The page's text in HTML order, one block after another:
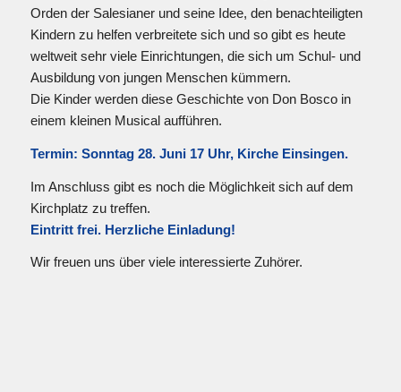
Orden der Salesianer und seine Idee, den benachteiligten
Kindern zu helfen verbreitete sich und so gibt es heute
weltweit sehr viele Einrichtungen, die sich um Schul- und
Ausbildung von jungen Menschen kümmern.
Die Kinder werden diese Geschichte von Don Bosco in
einem kleinen Musical aufführen.
Termin: Sonntag 28. Juni 17 Uhr, Kirche Einsingen.
Im Anschluss gibt es noch die Möglichkeit sich auf dem
Kirchplatz zu treffen.
Eintritt frei. Herzliche Einladung!
Wir freuen uns über viele interessierte Zuhörer.